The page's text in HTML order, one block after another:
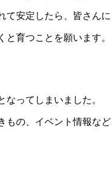
て安定したら、皆さん
と育つことを願います。
なってしまいました。
もの、イベント情報な